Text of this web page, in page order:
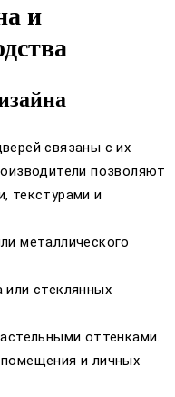
и
связаны с их
позволяют
текстурами и
металлического
стеклянных
оттенками.
и личных